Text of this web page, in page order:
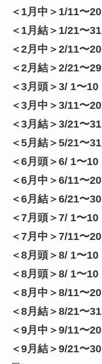
＜1月中＞1/11〜20
＜1月結＞1/21〜31
＜2月中＞2/11〜20
＜2月結＞2/21〜29
＜3月頭＞3/ 1〜10
＜3月中＞3/11〜20
＜3月結＞3/21〜31
＜5月結＞5/21〜31
＜6月頭＞6/ 1〜10
＜6月中＞6/11〜20
＜6月結＞6/21〜30
＜7月頭＞7/ 1〜10
＜7月中＞7/11〜20
＜8月頭＞8/ 1〜10
＜8月頭＞8/ 1〜10
＜8月中＞8/11〜20
＜8月結＞8/21〜31
＜9月中＞9/11〜20
＜9月結＞9/21〜30